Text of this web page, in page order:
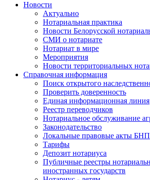
Новости
Актуально
Нотариальная практика
Новости Белорусской
СМИ о нотариате
Нотариат в мире
Мероприятия
Новости территориальных
Справочная информация
Поиск открытого
Проверить доверенность
Единая информационная линия
Реестр переводчиков
Нотариальное обслуживание
Законодательство
Локальные правовые акты БНП
Тарифы
Депозит нотариуса
Публичные реестры
иностранных государств